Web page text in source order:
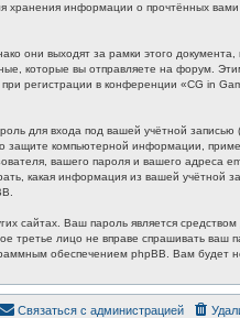
хранения информации о прочтённых
они выходят за рамки этого документа,
которые вы отправляете на форум.
регистрации в конференции «CG in
для входа под вашей учётной записью
защите компьютерной информации,
вашего пароля и вашего адреса
какая информация из вашей учётной
сайтах. Ваш пароль является средством
третье лицо не вправе спрашивать ваш
обеспечением phpBB. Вам будет
Связаться с администрацией